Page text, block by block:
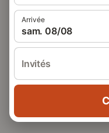
Arrivée
sam. 08/08
Invités